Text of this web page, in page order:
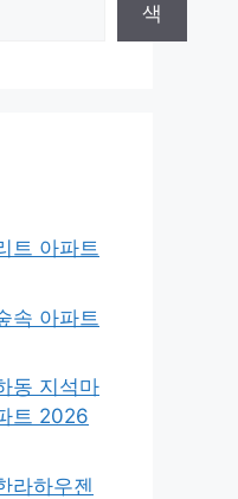
색
트 아파트
속 아파트
동 지석마
트 2026
라하우젠